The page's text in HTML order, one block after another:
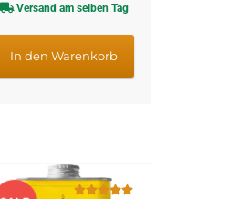
war:
€65,84
ist:
€55,03.
Versand am selben Tag
In den Warenkorb